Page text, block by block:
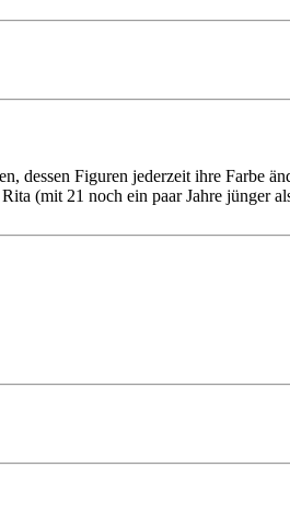
dessen Figuren jederzeit ihre Farbe
(mit 21 noch ein paar Jahre jünger